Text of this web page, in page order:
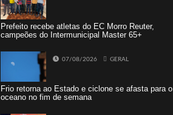
Prefeito recebe atletas do EC Morro Reuter,
campeões do Intermunicipal Master 65+
07/08/2026 GERAL
Frio retorna ao Estado e ciclone se afasta para o
oceano no fim de semana